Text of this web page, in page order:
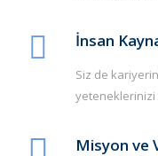
İnsan
Siz de
yeteneklerinizi
Misyon ve